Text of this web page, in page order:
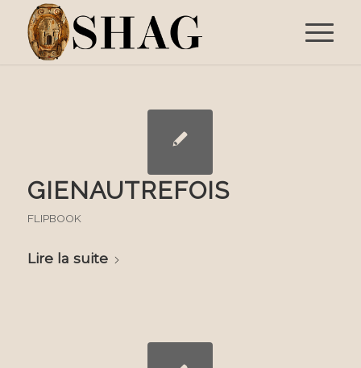
GIENAUTREFOIS
FLIPBOOK
Lire la suite